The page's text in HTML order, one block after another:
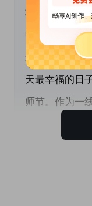
校园，是这个
中喜迎建校71
最动人的篇章
天最幸福的日
师节。作为一
里，我倍感幸